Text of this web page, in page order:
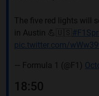
The five red lights will
in Austin 💪🇺🇸
pic.twitter.com/
— Formula 1 (@F1)
18:50